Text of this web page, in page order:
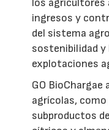
los agricultores
ingresos y
del sistema
sostenibilidad y
explotaciones
GO
agrícolas,
subproductos